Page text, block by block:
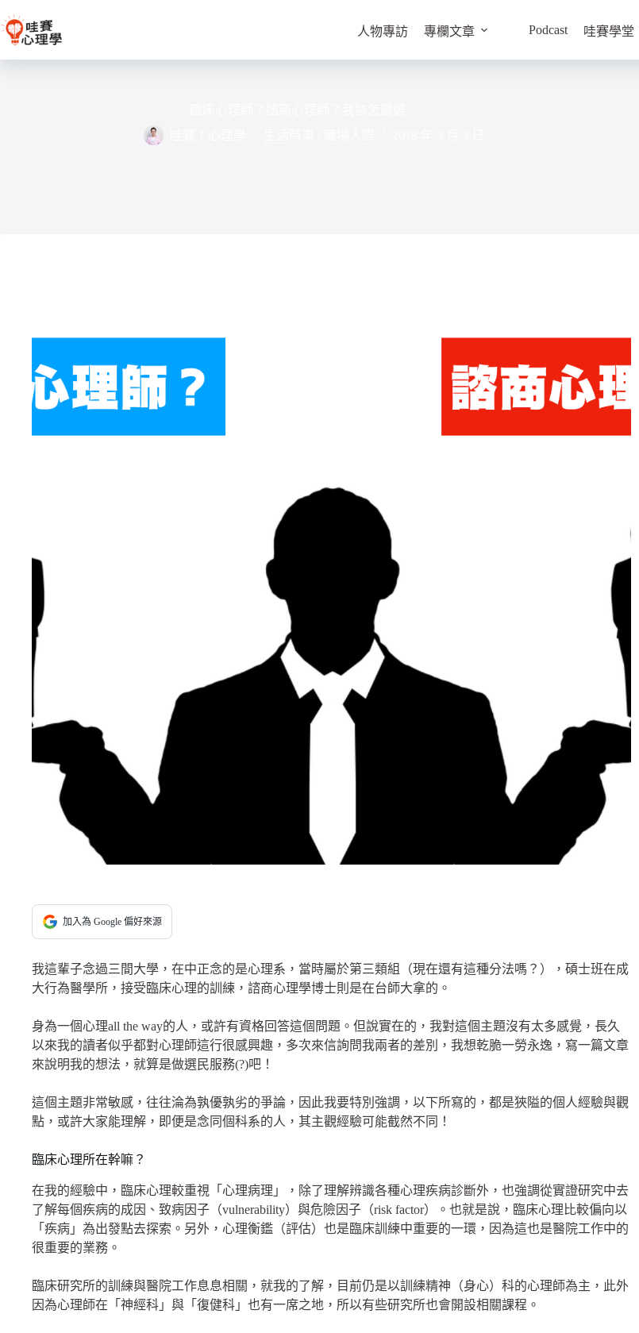
至
主
人物專訪 專欄文章 Podcast 哇賽學堂
加入為 Google 偏好來源
我這輩子念過三間大學，在中正念的是心理系，當時屬於第三類組（現在還有這種分法嗎？），碩士班在成
大行為醫學所，接受臨床心理的訓練，諮商心理學博士則是在台師大拿的。
身為一個心理all the way的人，或許有資格回答這個問題。但說實在的，我對這個主題沒有太多感覺，長久
以來我的讀者似乎都對心理師這行很感興趣，多次來信詢問我兩者的差別，我想乾脆一勞永逸，寫一篇文章
來說明我的想法，就算是做選民服務(?)吧！
這個主題非常敏感，往往淪為孰優孰劣的爭論，因此我要特別強調，以下所寫的，都是狹隘的個人經驗與觀
點，或許大家能理解，即便是念同個科系的人，其主觀經驗可能截然不同！
臨床心理所在幹嘛？
在我的經驗中，臨床心理較重視「心理病理」，除了理解辨識各種心理疾病診斷外，也強調從實證研究中去
了解每個疾病的成因、致病因子（vulnerability）與危險因子（risk factor）。也就是說，臨床心理比較偏向以
「疾病」為出發點去探索。另外，心理衡鑑（評估）也是臨床訓練中重要的一環，因為這也是醫院工作中的
很重要的業務。
臨床研究所的訓練與醫院工作息息相關，就我的了解，目前仍是以訓練精神（身心）科的心理師為主，此外
因為心理師在「神經科」與「復健科」也有一席之地，所以有些研究所也會開設相關課程。